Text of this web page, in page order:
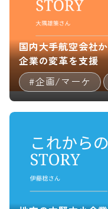
国内大手航空会社
企業の変革を支援
#企画/マーケ